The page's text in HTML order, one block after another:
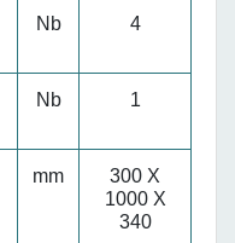
Nb 4
Nb 1
mm
300 X
1000 X
340